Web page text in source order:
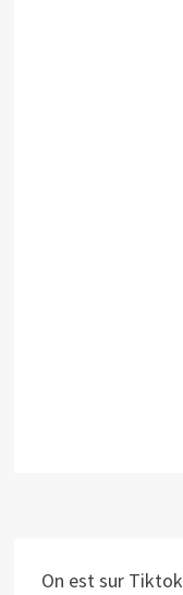
On est sur Tiktok